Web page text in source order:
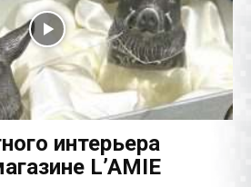
интерьера
L’AMIE